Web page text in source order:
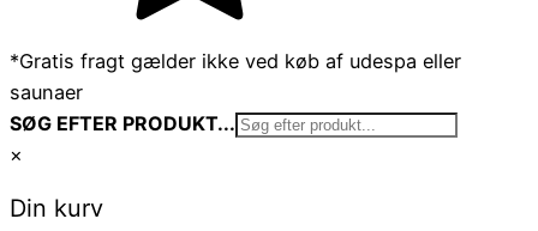
*Gratis fragt gælder ikke ved køb af udespa eller
saunaer
SØG EFTER PRODUKT...
×
Din kurv